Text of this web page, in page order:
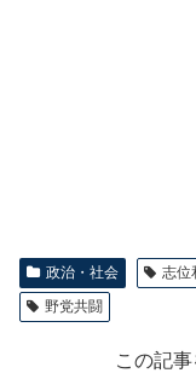
政治・社会 志位
野党共闘
この記